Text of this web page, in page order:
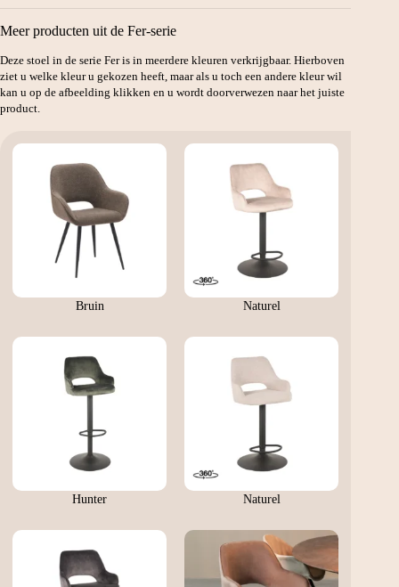
Meer producten uit de Fer-serie
Deze stoel in de serie Fer is in meerdere kleuren verkrijgbaar. Hierboven
ziet u welke kleur u gekozen heeft, maar als u toch een andere kleur wil
kan u op de afbeelding klikken en u wordt doorverwezen naar het juiste
product.
Bruin Naturel
Hunter Naturel